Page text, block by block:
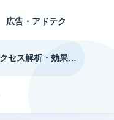
広告・アドテク
アクセス解析・効果測定